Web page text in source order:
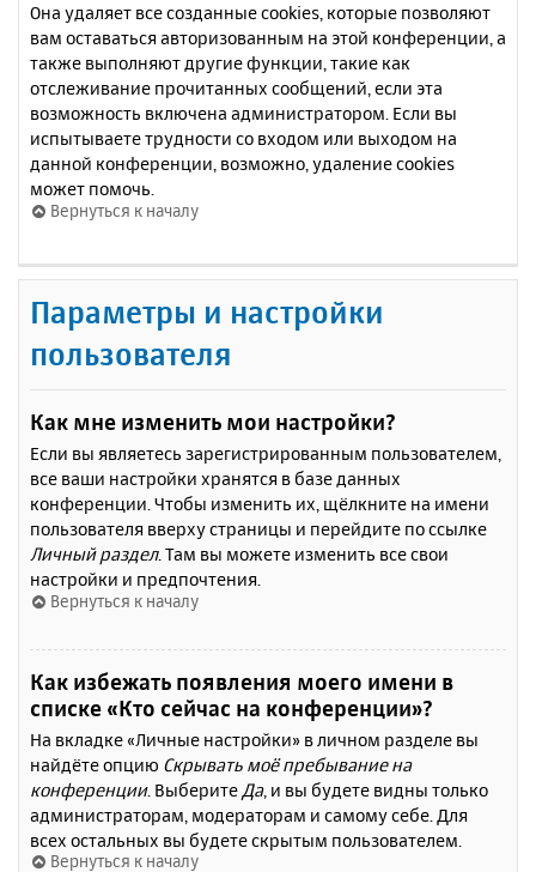
Она удаляет все созданные cookies, которые позволяют
вам оставаться авторизованным на этой конференции, а
также выполняют другие функции, такие как
отслеживание прочитанных сообщений, если эта
возможность включена администратором. Если вы
испытываете трудности со входом или выходом на
данной конференции, возможно, удаление cookies
может помочь.
Вернуться к началу
Параметры и настройки
пользователя
Как мне изменить мои настройки?
Если вы являетесь зарегистрированным пользователем,
все ваши настройки хранятся в базе данных
конференции. Чтобы изменить их, щёлкните на имени
пользователя вверху страницы и перейдите по ссылке
Личный раздел. Там вы можете изменить все свои
настройки и предпочтения.
Вернуться к началу
Как избежать появления моего имени в
списке «Кто сейчас на конференции»?
На вкладке «Личные настройки» в личном разделе вы
найдёте опцию Скрывать моё пребывание на
конференции. Выберите Да, и вы будете видны только
администраторам, модераторам и самому себе. Для
всех остальных вы будете скрытым пользователем.
Вернуться к началу